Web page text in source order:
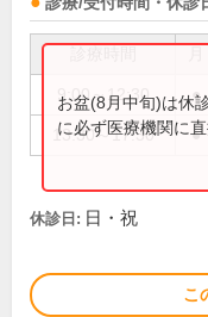
9:00～12:30 ●
13:30～17:30 ●
お盆(8月中旬)は休
に必ず医療機関に
休診日: 日・祝
こ